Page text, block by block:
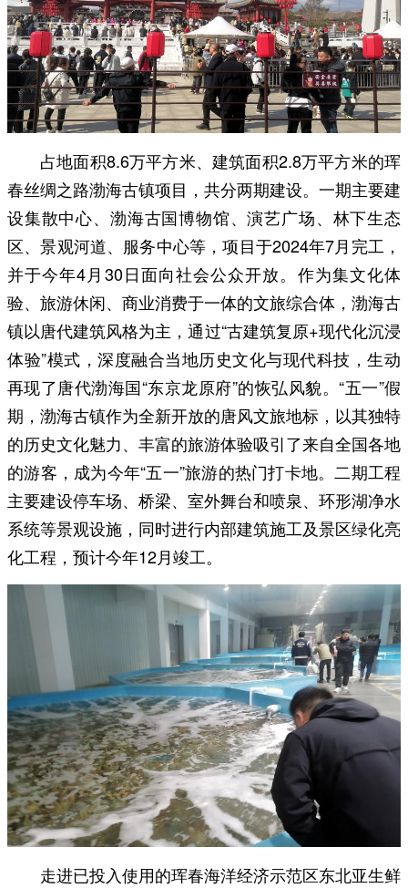
占地面积8.6万平方米、建筑面积2.8万平方米的珲
春丝绸之路渤海古镇项目，共分两期建设。一期主要建
设集散中心、渤海古国博物馆、演艺广场、林下生态
区、景观河道、服务中心等，项目于2024年7月完工，
并于今年4月30日面向社会公众开放。作为集文化体
验、旅游休闲、商业消费于一体的文旅综合体，渤海古
镇以唐代建筑风格为主，通过“古建筑复原+现代化沉浸
体验”模式，深度融合当地历史文化与现代科技，生动
再现了唐代渤海国“东京龙原府”的恢弘风貌。“五一”假
期，渤海古镇作为全新开放的唐风文旅地标，以其独特
的历史文化魅力、丰富的旅游体验吸引了来自全国各地
的游客，成为今年“五一”旅游的热门打卡地。二期工程
主要建设停车场、桥梁、室外舞台和喷泉、环形湖净水
系统等景观设施，同时进行内部建筑施工及景区绿化亮
化工程，预计今年12月竣工。
走进已投入使用的珲春海洋经济示范区东北亚生鲜